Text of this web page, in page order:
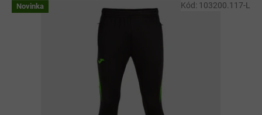
Novinka Kód: 103200.117-L